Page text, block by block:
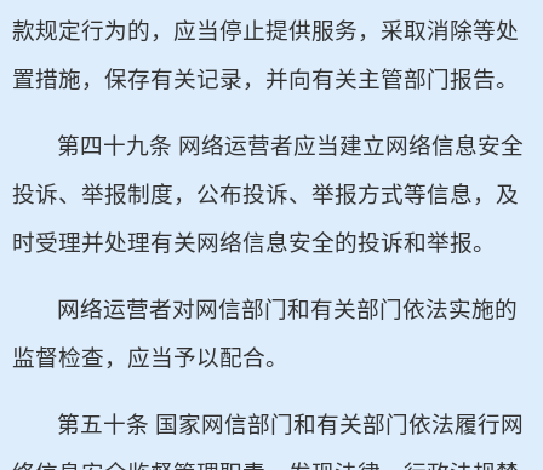
款规定行为的，应当停止提供服务，采取消除等处
置措施，保存有关记录，并向有关主管部门报告。
第四十九条 网络运营者应当建立网络信息安全
投诉、举报制度，公布投诉、举报方式等信息，及
时受理并处理有关网络信息安全的投诉和举报。
网络运营者对网信部门和有关部门依法实施的
监督检查，应当予以配合。
第五十条 国家网信部门和有关部门依法履行网